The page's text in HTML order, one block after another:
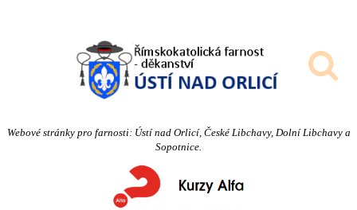
Webové stránky pro farnosti: Ústí nad Orlicí, České Libchavy, Dolní Libchavy a
Sopotnice.